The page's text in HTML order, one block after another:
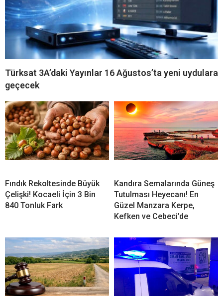
Türksat 3A’daki Yayınlar 16 Ağustos’ta yeni uydulara
geçecek
Fındık Rekoltesinde Büyük
Çelişki! Kocaeli İçin 3 Bin
840 Tonluk Fark
Kandıra Semalarında Güneş
Tutulması Heyecanı! En
Güzel Manzara Kerpe,
Kefken ve Cebeci’de